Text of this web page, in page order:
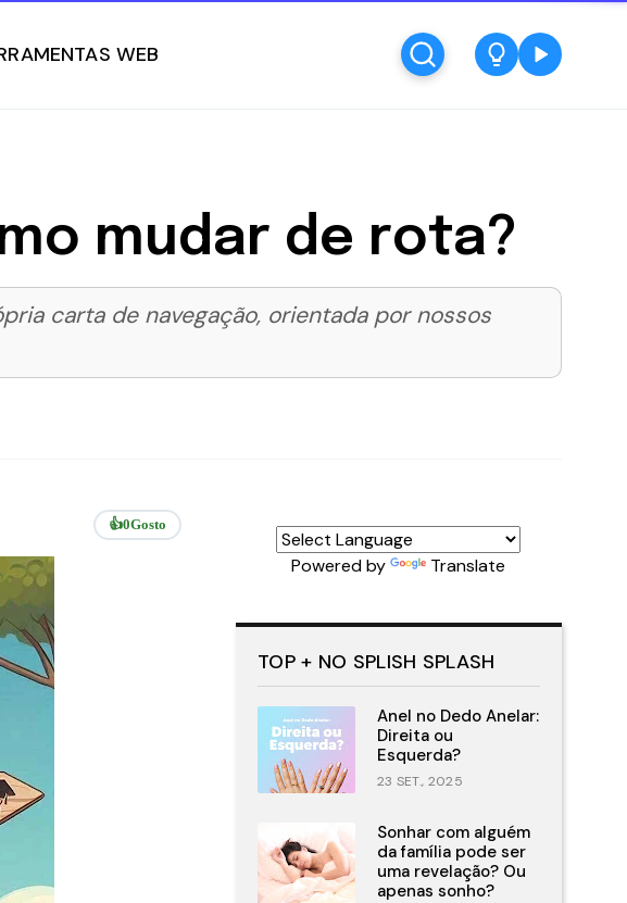
WEB
mudar de rota?
carta de navegação, orientada por nossos
👍0Gosto
Powered by Translate
TOP + NO SPLISH SPLASH
Anel no Dedo Anelar:
Direita ou
Esquerda?
23 SET., 2025
Sonhar com alguém
da família pode ser
uma revelação? Ou
apenas sonho?